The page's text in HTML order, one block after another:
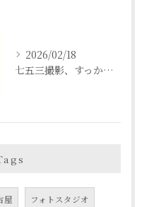
2026/02/18
七五三撮影、すっかり忘れてた💦という方も
屋 フォトスタジオ